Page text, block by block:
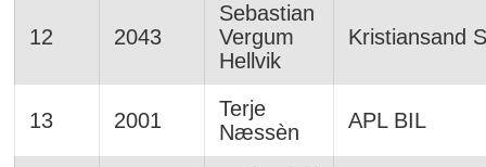
12 2043
Sebastian
Vergum
Hellvik
Kristiansand S
13 2001
Terje
Næssèn
APL BIL